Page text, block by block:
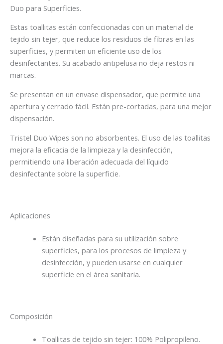
Duo para Superficies.
Estas toallitas están confeccionadas con un material de
tejido sin tejer, que reduce los residuos de fibras en las
superficies, y permiten un eficiente uso de los
desinfectantes. Su acabado antipelusa no deja restos ni
marcas.
Se presentan en un envase dispensador, que permite una
apertura y cerrado fácil. Están pre-cortadas, para una mejor
dispensación.
Tristel Duo Wipes son no absorbentes. El uso de las toallitas
mejora la eficacia de la limpieza y la desinfección,
permitiendo una liberación adecuada del líquido
desinfectante sobre la superficie.
Aplicaciones
Están diseñadas para su utilización sobre
superficies, para los procesos de limpieza y
desinfección, y pueden usarse en cualquier
superficie en el área sanitaria.
Composición
Toallitas de tejido sin tejer: 100% Polipropileno.